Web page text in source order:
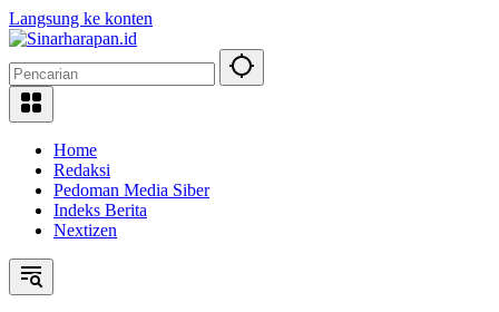
Langsung ke konten
Home
Redaksi
Pedoman Media Siber
Indeks Berita
Nextizen